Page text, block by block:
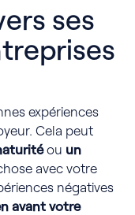
ses
expériences
Cela peut
ou un
avec votre
négatives
avant votre